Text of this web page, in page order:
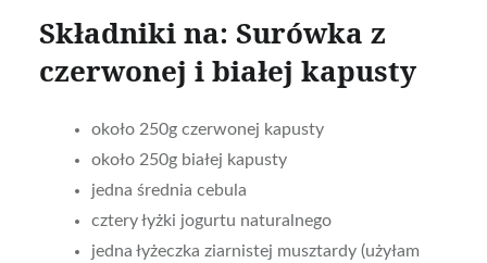
Składniki na: Surówka z
czerwonej i białej kapusty
około 250g czerwonej kapusty
około 250g białej kapusty
jedna średnia cebula
cztery łyżki jogurtu naturalnego
jedna łyżeczka ziarnistej musztardy (użyłam